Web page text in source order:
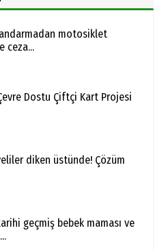
motosiklet
ceza...
Dostu Çiftçi Kart Projesi
diken üstünde! Çözüm
geçmiş bebek maması ve